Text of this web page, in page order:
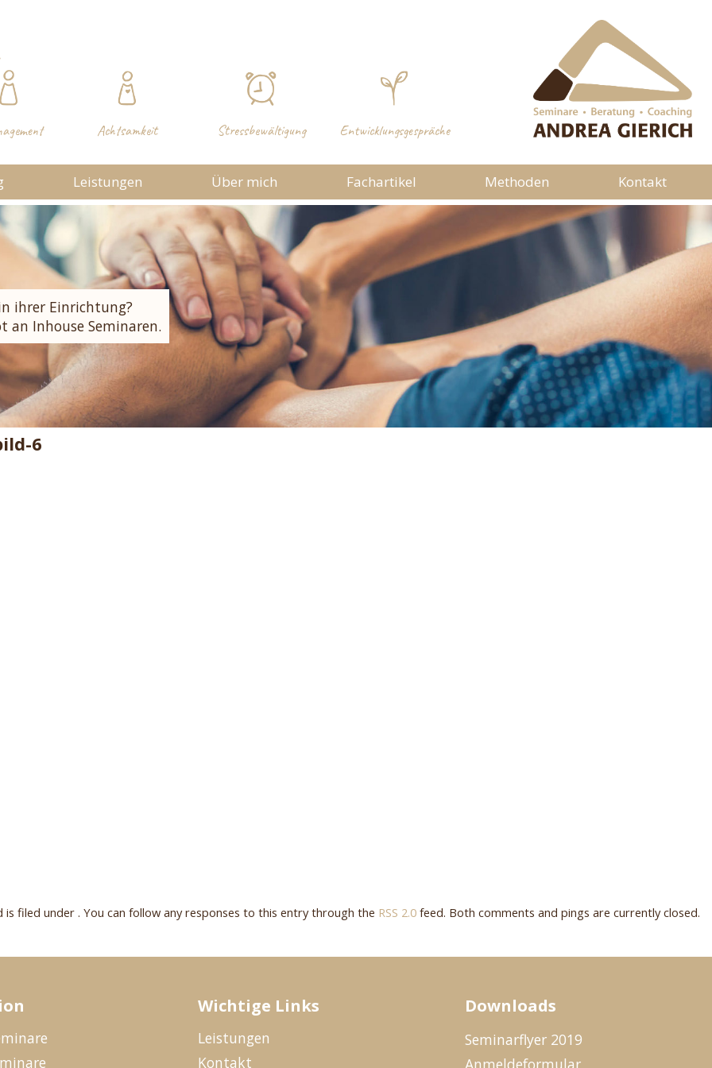
Achtsamkeit Stressbewältigung Entwicklungsgespräche
Leistungen Über mich Fachartikel Methoden Kontakt
ihrer Einrichtung?
an Inhouse Seminaren.
6
filed under . You can follow any responses to this entry through the RSS 2.0 feed. Both comments and pings are currently closed.
Wichtige Links
Leistungen
Kontakt
Downloads
Seminarflyer 2019